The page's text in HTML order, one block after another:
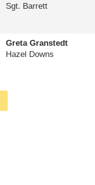
Sgt. Barrett
Greta Granstedt
Hazel Downs